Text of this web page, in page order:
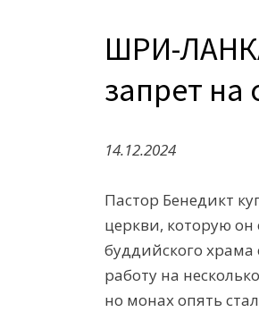
ШРИ-
запрет на
14.12.2024
Пастор Бенедикт
церкви, которую
буддийского храма
работу на
но монах опять